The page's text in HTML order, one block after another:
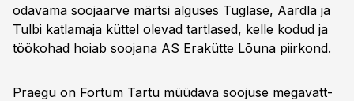
odavama soojaarve märtsi alguses Tuglase, Aardla ja
Tulbi katlamaja küttel olevad tartlased, kelle kodud ja
töökohad hoiab soojana AS Erakütte Lõuna piirkond.
Praegu on Fortum Tartu müüdava soojuse megavatt-